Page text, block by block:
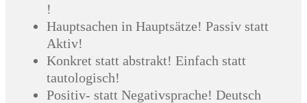
!
Hauptsachen in Hauptsätze! Passiv statt
Aktiv!
Konkret statt abstrakt! Einfach statt
tautologisch!
Positiv- statt Negativsprache! Deutsch